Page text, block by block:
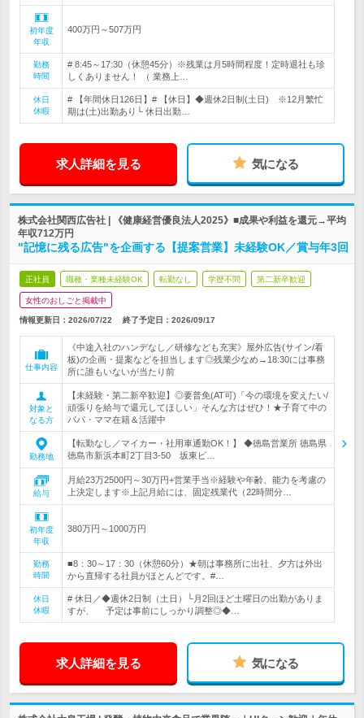
初年度
年収
400万円～507万円
勤務
時間
# 8:45～17:30（休憩45分）※残業は月5時間程度！定時退社も珍
しくありません！ （ 業務上…
休日
休暇
# 【年間休日126日】# 【休日】◆週休2日制(土日) ※12月繁忙
期は(土)出勤あり└ 休日出勤…
求人詳細を見る 気になる
株式会社関西広告社 | 《健康経営優良法人2025》■成果や利益を還元→平均
年収712万円
"記憶に残る広告"を企画する【提案営業】未経験OK／賞与年3回
正社員 職種・業種未経験OK 転勤なし 学歴不問 第二新卒歓迎
女性のおしごと掲載中
情報更新日：2026/07/22 終了予定日： 2026/09/17
仕事内容
《中途入社のハンデなし／研修なども充実》屋外広告(サイン/看
板)の企画・提案などを担当します◎残業少なめ→18:30には事務
所に誰もいないが当たり前
対象と
なる方
【未経験・第二新卒歓迎】◎要普免(AT可)「今の環境を変えたい/
頑張りを給与で還元してほしい」そんな方はぜひ！★子育て中の
パパ・ママ在籍＆活躍中
勤務地
【転勤なし／マイカー・社用車通勤OK！】 ◆徳島営業所 徳島県
徳島市新浜本町2丁目3-50 坂東ビ…
給与
月給23万2500円～30万円+営業手当※経験や年齢、能力を考慮の
上決定します※上記月給には、固定残業代（22時間分…
初年度
年収
380万円～1000万円
勤務
時間
■8：30～17：30（休憩60分）★朝は事務所に出社、夕方は外出
から直帰する社員がほとんどです。#…
休日
休暇
# 休日／◆週休2日制（土日）└月2回ほど土曜日の出勤がありま
すが、 予定は事前にしっかり調整◎◆…
求人詳細を見る 気になる